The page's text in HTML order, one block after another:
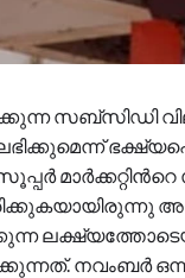
സബ്സിഡി
നവംബർ